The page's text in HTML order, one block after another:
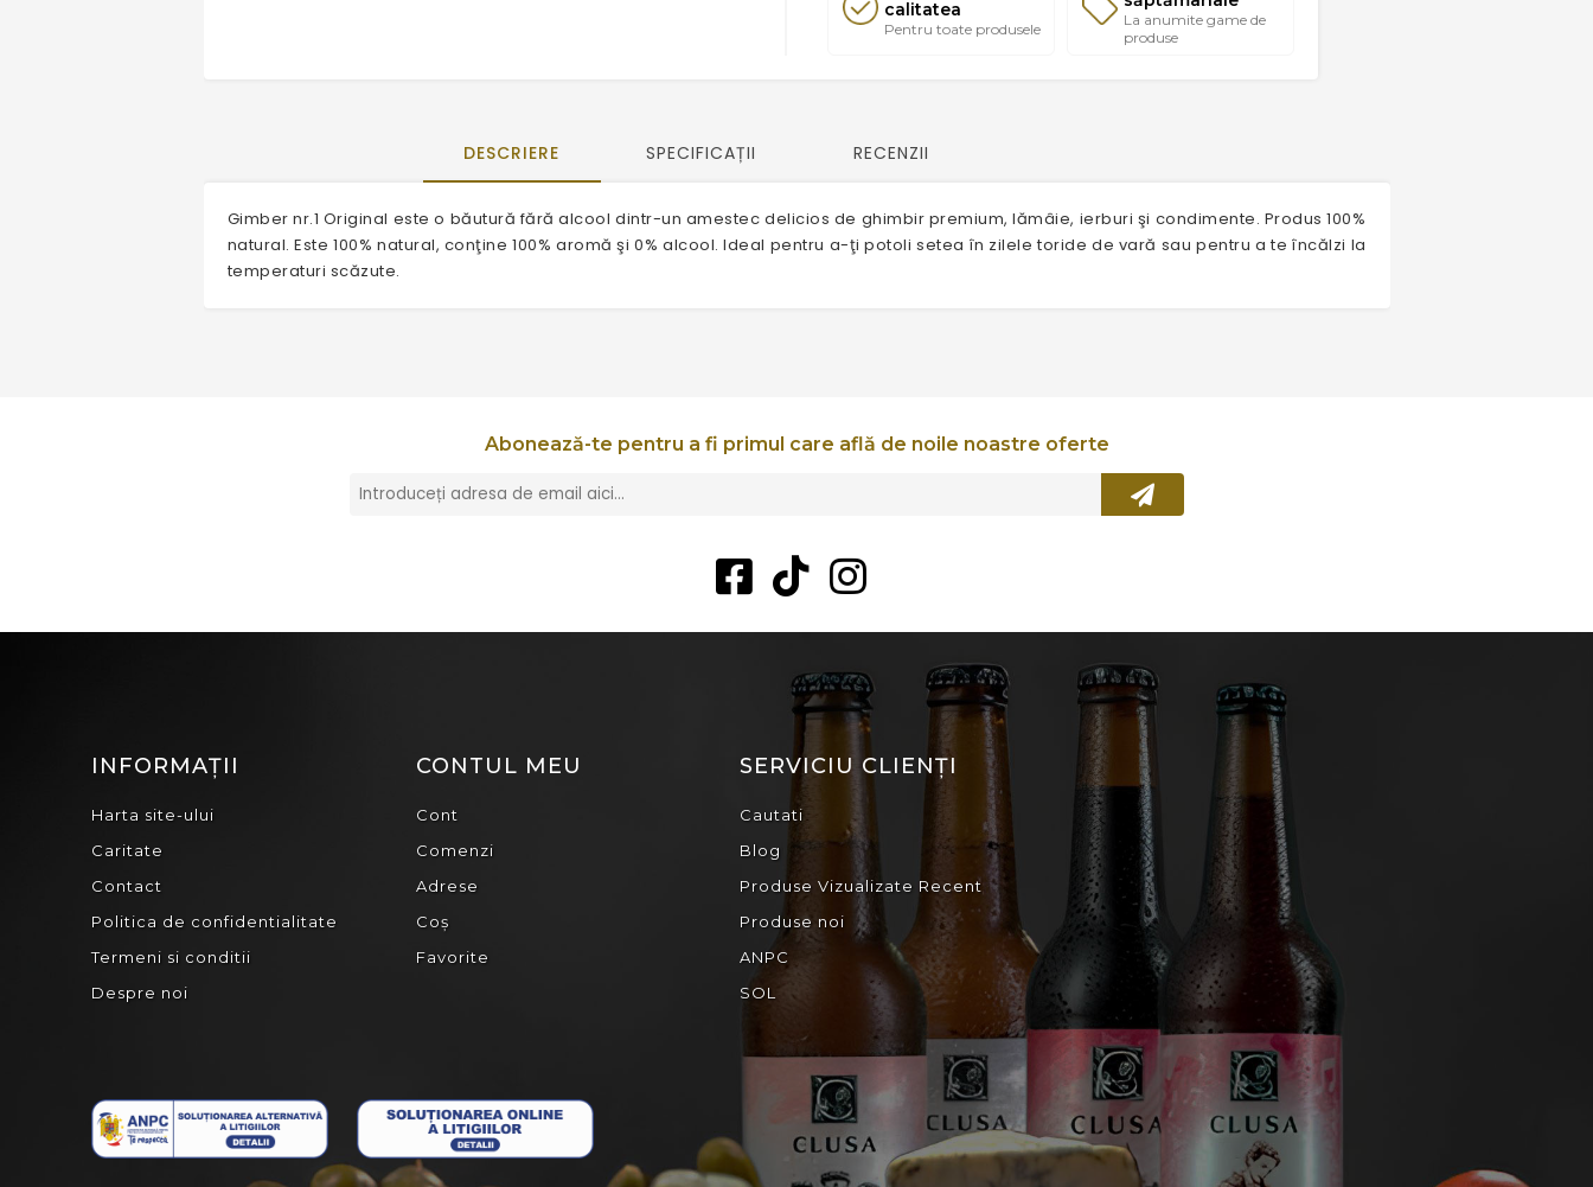
calitatea
Pentru toate produsele
La anumite game de
produse
DESCRIERE SPECIFICAȚII RECENZII
Gimber nr.1 Original este o băutură fără alcool dintr-un amestec delicios de ghimbir premium, lămâie, ierburi şi condimente. Produs 100%
natural. Este 100% natural, conţine 100% aromă şi 0% alcool. Ideal pentru a-ţi potoli setea în zilele toride de vară sau pentru a te încălzi la
temperaturi scăzute.
Abonează-te pentru a fi primul care află de noile noastre oferte
INFORMAȚII
Harta site-ului
Caritate
Contact
Politica de confidentialitate
Termeni si conditii
Despre noi
CONTUL MEU
Cont
Comenzi
Adrese
Coș
Favorite
SERVICIU CLIENȚI
Cautati
Blog
Produse Vizualizate Recent
Produse noi
ANPC
SOL